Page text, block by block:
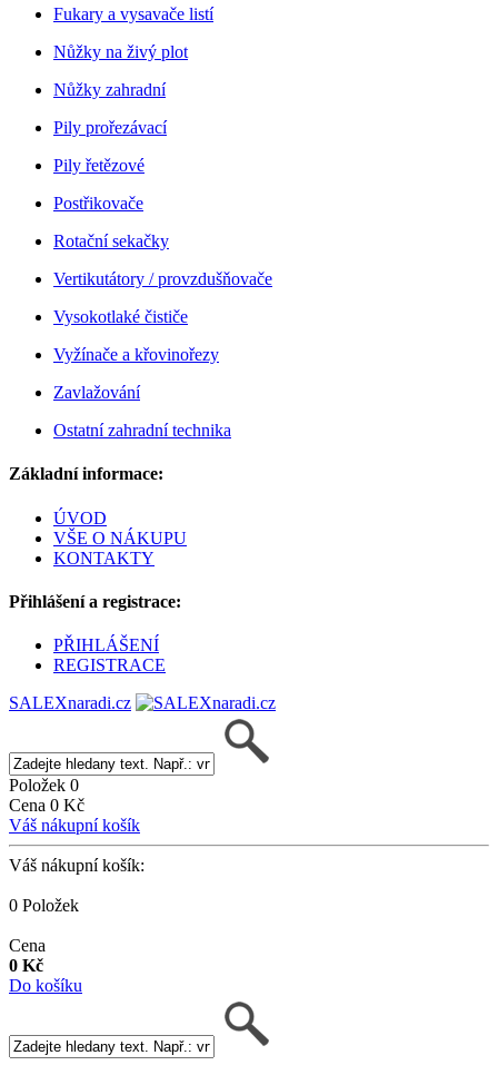
Fukary a vysavače listí
Nůžky na živý plot
Nůžky zahradní
Pily prořezávací
Pily řetězové
Postřikovače
Rotační sekačky
Vertikutátory / provzdušňovače
Vysokotlaké čističe
Vyžínače a křovinořezy
Zavlažování
Ostatní zahradní technika
Základní informace:
ÚVOD
VŠE O NÁKUPU
KONTAKTY
Přihlášení a registrace:
PŘIHLÁŠENÍ
REGISTRACE
SALEXnaradi.cz
Položek 0
Cena 0 Kč
Váš nákupní košík
Váš nákupní košík:
0 Položek
Cena
0 Kč
Do košíku